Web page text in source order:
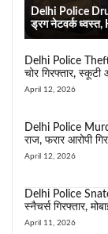
Delhi Police
ड्रग नेटवर्क ध्वस्त,
Delhi Police
चोर गिरफ्तार, स्कूटी
April 12, 2026
Delhi Police
राज, फरार आरोपी
April 12, 2026
Delhi Police
स्नैचर्स गिरफ्तार,
April 11, 2026